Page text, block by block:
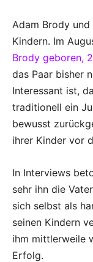
Adam Brody
Kindern. Im
Brody geboren,
das Paar bisher
Interessant ist,
traditionell ein
bewusst
ihrer Kinder vor
In Interviews
sehr ihn die
sich selbst als
seinen Kindern
ihm mittlerweile
Erfolg.